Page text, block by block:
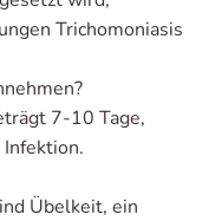
Trichomoniasis
7-10 Tage,
Infektion.
Übelkeit, ein